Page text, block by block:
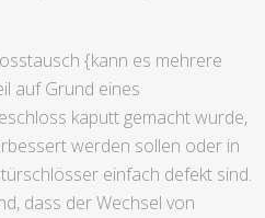
{kann es mehrere
auf Grund eines
kaputt gemacht wurde,
werden sollen oder in
einfach defekt sind.
dass der Wechsel von